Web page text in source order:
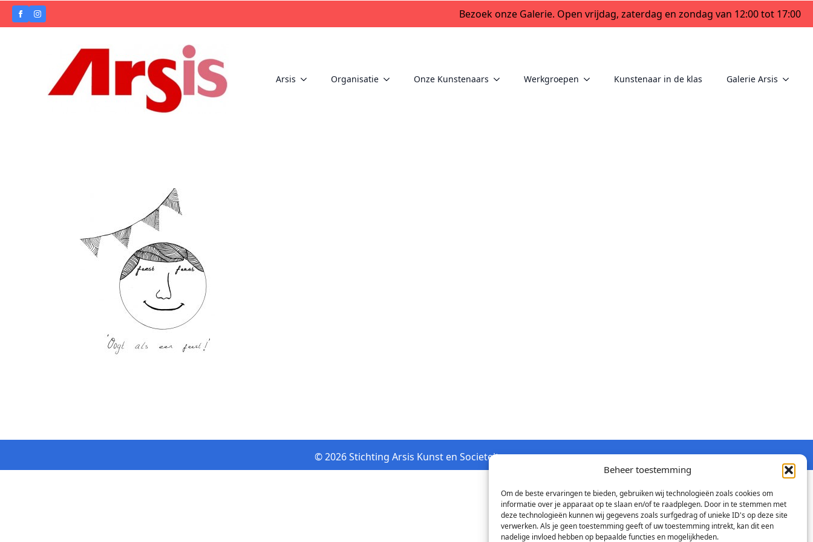
Beheer toestemming
Om de beste ervaringen te bieden, gebruiken wij technologieën zoals cookies om
informatie over je apparaat op te slaan en/of te raadplegen. Door in te stemmen met
deze technologieën kunnen wij gegevens zoals surfgedrag of unieke ID's op deze site
verwerken. Als je geen toestemming geeft of uw toestemming intrekt, kan dit een
nadelige invloed hebben op bepaalde functies en mogelijkheden.
Bezoek onze Galerie. Open vrijdag, zaterdag en zondag van 12:00 tot 17:00
Arsis Organisatie Onze Kunstenaars Werkgroepen Kunstenaar in de klas Galerie Arsis
© 2026 Stichting Arsis Kunst en Societeit